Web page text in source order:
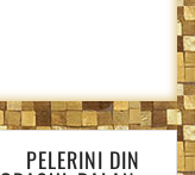
PELERINI DIN